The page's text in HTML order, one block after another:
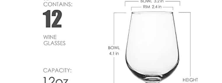
verres à vin
universels
répondront à tous
vos besoins.
Grâce à son
design
entièrement